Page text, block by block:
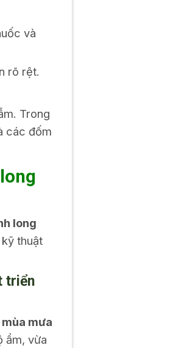
và
rõ rệt.
Trong
các đốm
long
thuật
triển
mưa
ẩm, vừa